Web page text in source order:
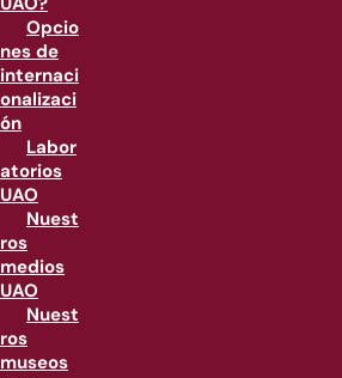
Opcio
nes de
internaci
onalizaci
ón
Labor
atorios
UAO
Nuest
ros
medios
UAO
Nuest
ros
museos